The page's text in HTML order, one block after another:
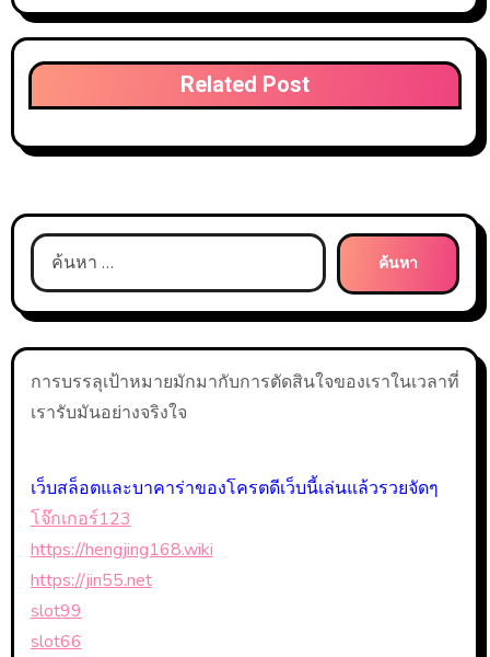
Related Post
ค้นหา
สำหรับ:
การบรรลุเป้าหมายมักมากับการตัดสินใจของเราในเวลาที่
เรารับมันอย่างจริงใจ
เว็บสล็อตและบาคาร่าของโครตดีเว็บนี้เล่นแล้วรวยจัดๆ
โจ๊กเกอร์123
https://hengjing168.wiki
https://jin55.net
slot99
slot66